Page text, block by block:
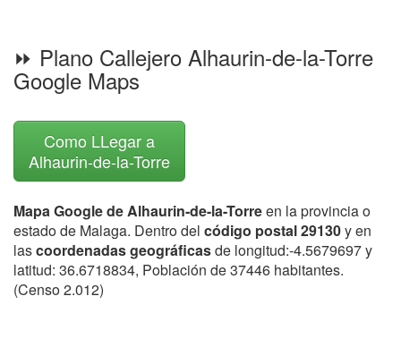
⏩ Plano Callejero Alhaurin-de-la-Torre
Google Maps
Como LLegar a
Alhaurin-de-la-Torre
Mapa Google de Alhaurin-de-la-Torreen la provincia o
estado de Malaga. Dentro del código postal 29130y en
lascoordenadas geográficasde longitud:-4.5679697 y
latitud: 36.6718834, Población de 37446 habitantes.
(Censo 2.012)